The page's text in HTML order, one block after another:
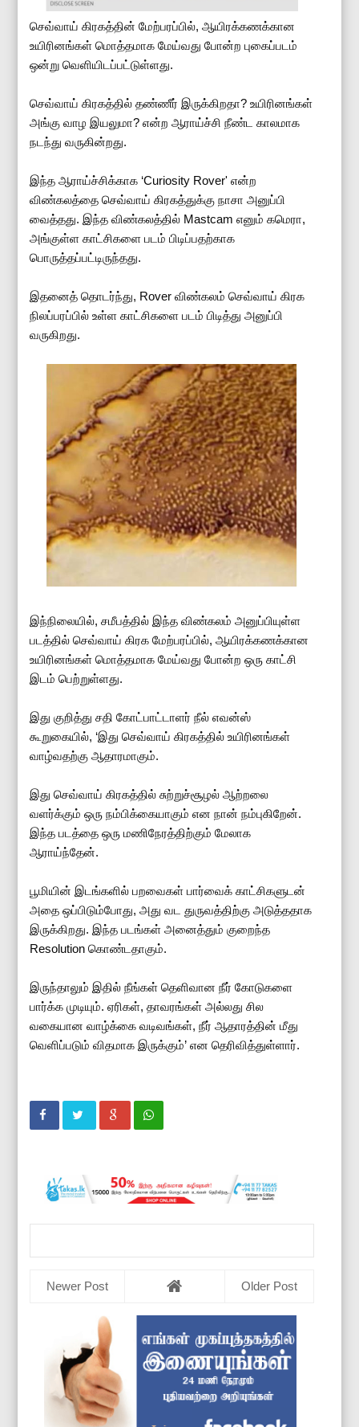
செவ்வாய் கிரகத்தின் மேற்பரப்பில், ஆயிரக்கணக்கான
உயிரினங்கள் மொத்தமாக மேய்வது போன்ற புகைப்படம்
ஒன்று வெளியிடப்பட்டுள்ளது.
செவ்வாய் கிரகத்தில் தண்ணீர் இருக்கிறதா? உயிரினங்கள்
அங்கு வாழ இயலுமா? என்ற ஆராய்ச்சி நீண்ட காலமாக
நடந்து வருகின்றது.
இந்த ஆராய்ச்சிக்காக ‘Curiosity Rover' என்ற
விண்கலத்தை செவ்வாய் கிரகத்துக்கு நாசா அனுப்பி
வைத்தது. இந்த விண்கலத்தில் Mastcam எனும் கமெரா,
அங்குள்ள காட்சிகளை படம் பிடிப்பதற்காக
பொருத்தப்பட்டிருந்தது.
இதனைத் தொடர்ந்து, Rover விண்கலம் செவ்வாய் கிரக
நிலப்பரப்பில் உள்ள காட்சிகளை படம் பிடித்து அனுப்பி
வருகிறது.
இந்நிலையில், சமீபத்தில் இந்த விண்கலம் அனுப்பியுள்ள
படத்தில் செவ்வாய் கிரக மேற்பரப்பில், ஆயிரக்கணக்கான
உயிரினங்கள் மொத்தமாக மேய்வது போன்ற ஒரு காட்சி
இடம் பெற்றுள்ளது.
இது குறித்து சதி கோட்பாட்டாளர் நீல் எவன்ஸ்
கூறுகையில், ‘இது செவ்வாய் கிரகத்தில் உயிரினங்கள்
வாழ்வதற்கு ஆதாரமாகும்.
இது செவ்வாய் கிரகத்தில் சுற்றுச்சூழல் ஆற்றலை
வளர்க்கும் ஒரு நம்பிக்கையாகும் என நான் நம்புகிறேன்.
இந்த படத்தை ஒரு மணிநேரத்திற்கும் மேலாக
ஆராய்ந்தேன்.
பூமியின் இடங்களில் பறவைகள் பார்வைக் காட்சிகளுடன்
அதை ஒப்பிடும்போது, அது வட துருவத்திற்கு அடுத்ததாக
இருக்கிறது. இந்த படங்கள் அனைத்தும் குறைந்த
Resolution கொண்டதாகும்.
இருந்தாலும் இதில் நீங்கள் தெளிவான நீர் கோடுகளை
பார்க்க முடியும். ஏரிகள், தாவரங்கள் அல்லது சில
வகையான வாழ்க்கை வடிவங்கள், நீர் ஆதாரத்தின் மீது
வெளிப்படும் விதமாக இருக்கும்’ என தெரிவித்துள்ளார்.
Newer Post Older Post